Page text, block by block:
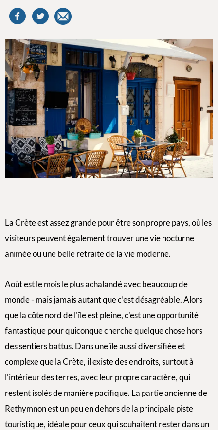
La Crète est assez grande pour être son propre pays, où les
visiteurs peuvent également trouver une vie nocturne
animée ou une belle retraite de la vie moderne.
Août est le mois le plus achalandé avec beaucoup de
monde - mais jamais autant que c’est désagréable. Alors
que la côte nord de l'île est pleine, c'est une opportunité
fantastique pour quiconque cherche quelque chose hors
des sentiers battus. Dans une île aussi diversifiée et
complexe que la Crète, il existe des endroits, surtout à
l'intérieur des terres, avec leur propre caractère, qui
restent isolés de manière pacifique. La partie ancienne de
Rethymnon est un peu en dehors de la principale piste
touristique, idéale pour ceux qui souhaitent rester dans un